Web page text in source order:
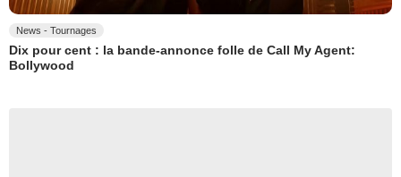
News - Tournages
Dix pour cent : la bande-annonce folle de Call My Agent:
Bollywood